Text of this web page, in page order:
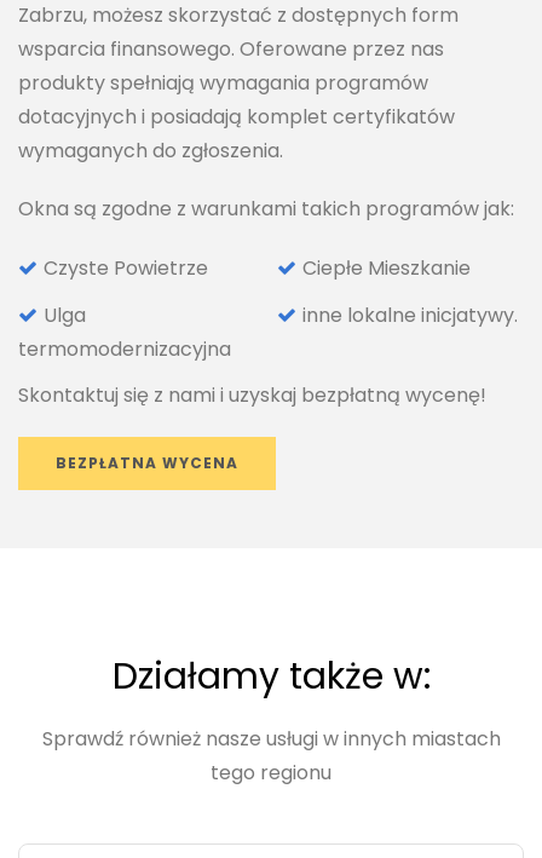
Zabrzu, możesz skorzystać z dostępnych form
wsparcia finansowego. Oferowane przez nas
produkty spełniają wymagania programów
dotacyjnych i posiadają komplet certyfikatów
wymaganych do zgłoszenia.
Okna są zgodne z warunkami takich programów jak:
Czyste Powietrze
Ciepłe Mieszkanie
Ulga
termomodernizacyjna
inne lokalne inicjatywy.
Skontaktuj się z nami i uzyskaj bezpłatną wycenę!
BEZPŁATNA WYCENA
Działamy także w:
Sprawdź również nasze usługi w innych miastach
tego regionu